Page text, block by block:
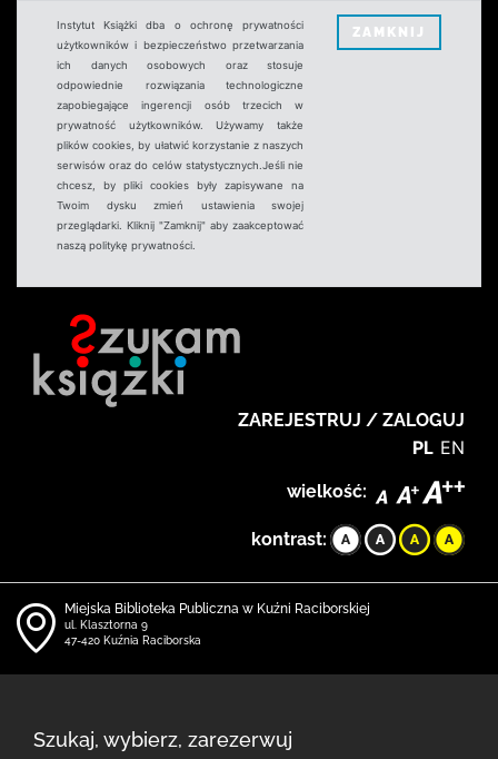
Instytut Książki dba o ochronę prywatności
użytkowników i bezpieczeństwo przetwarzania
ich danych osobowych oraz stosuje
odpowiednie rozwiązania technologiczne
zapobiegające ingerencji osób trzecich w
prywatność użytkowników. Używamy także
plików cookies, by ułatwić korzystanie z naszych
serwisów oraz do celów statystycznych.Jeśli nie
chcesz, by pliki cookies były zapisywane na
Twoim dysku zmień ustawienia swojej
przeglądarki. Kliknij "Zamknij" aby zaakceptować
naszą politykę prywatności.
ZAMKNIJ
ZAREJESTRUJ / ZALOGUJ
PL EN
wielkość:
kontrast:
Miejska Biblioteka Publiczna w Kuźni Raciborskiej
ul. Klasztorna 9
47-420 Kuźnia Raciborska
Szukaj, wybierz, zarezerwuj